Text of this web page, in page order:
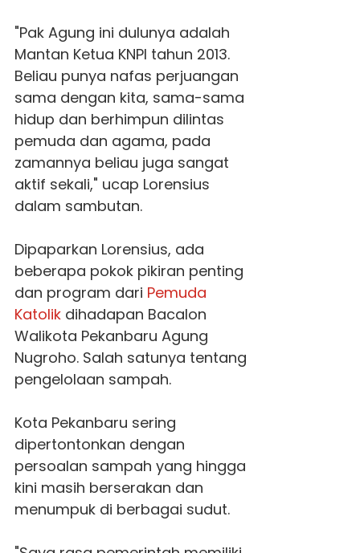
"Pak Agung ini dulunya adalah
Mantan Ketua KNPI tahun 2013.
Beliau punya nafas perjuangan
sama dengan kita, sama-sama
hidup dan berhimpun dilintas
pemuda dan agama, pada
zamannya beliau juga sangat
aktif sekali," ucap Lorensius
dalam sambutan.
Dipaparkan Lorensius, ada
beberapa pokok pikiran penting
dan program dari Pemuda
Katolikdihadapan Bacalon
Walikota Pekanbaru Agung
Nugroho. Salah satunya tentang
pengelolaan sampah.
Kota Pekanbaru sering
dipertontonkan dengan
persoalan sampah yang hingga
kini masih berserakan dan
menumpuk di berbagai sudut.